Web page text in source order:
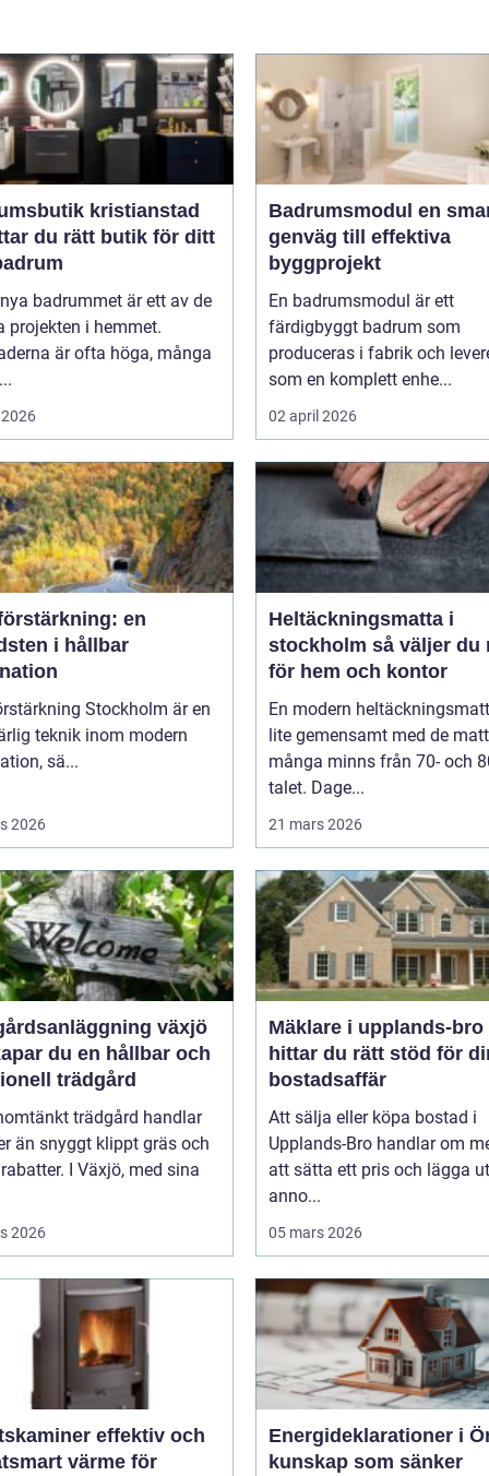
kristianstad
du rätt butik för ditt
badrummet är ett av de
projekten i hemmet.
är ofta höga, många
Badrumsmodul en smart
genväg till effektiva
byggprojekt
En badrumsmodul är ett
färdigbyggt badrum som
produceras i fabrik och
som en komplett enhe...
02 april 2026
en
i hållbar
Stockholm är en
teknik inom modern
sä...
2026
Heltäckningsmatta i
stockholm så väljer du rätt
för hem och kontor
En modern
lite gemensamt med de
många minns från 70- och
talet. Dage...
21 mars 2026
växjö
du en hållbar och
trädgård
trädgård handlar
än snyggt klippt gräs och
I Växjö, med sina
2026
Mäklare i upplands-bro så
hittar du rätt stöd för
bostadsaffär
Att sälja eller köpa bostad i
Upplands-Bro handlar om
att sätta ett pris och lägga
anno...
05 mars 2026
effektiv och
värme för
Energideklarationer i
kunskap som sänker